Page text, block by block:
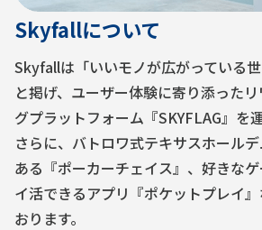
Skyfallについて
Skyfallは「いいモノが広がっている世
と掲げ、ユーザー体験に寄り添った
グプラットフォーム『SKYFLAG』を
さらに、バトロワ式テキサスホール
ある『ポーカーチェイス』、好きな
イ活できるアプリ『ポケットプレイ
おります。